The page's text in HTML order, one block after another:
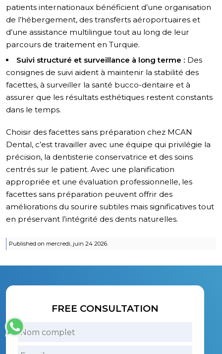
patients internationaux bénéficient d’une organisation
de l’hébergement, des transferts aéroportuaires et
d’une assistance multilingue tout au long de leur
parcours de traitement en Turquie.
Suivi structuré et surveillance à long terme : Des
consignes de suivi aident à maintenir la stabilité des
facettes, à surveiller la santé bucco-dentaire et à
assurer que les résultats esthétiques restent constants
dans le temps.
Choisir des facettes sans préparation chez MCAN
Dental, c’est travailler avec une équipe qui privilégie la
précision, la dentisterie conservatrice et des soins
centrés sur le patient. Avec une planification
appropriée et une évaluation professionnelle, les
facettes sans préparation peuvent offrir des
améliorations du sourire subtiles mais significatives tout
en préservant l’intégrité des dents naturelles.
Published on mercredi, juin 24 2026.
FREE CONSULTATION